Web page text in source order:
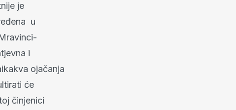
je
u
i
ojačanja
će
činjenici